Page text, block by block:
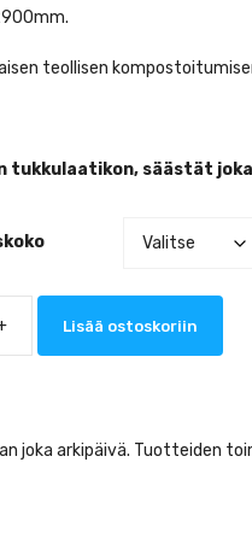
teollisen
tukkulaatikon, säästät
Lisää ostoskoriin
joka arkipäivä. Tuotteiden